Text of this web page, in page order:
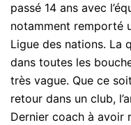
passé 14 ans avec
notamment remporté
Ligue des nations. La
dans toutes les
très vague. Que ce
retour dans un club,
Dernier coach à avoir